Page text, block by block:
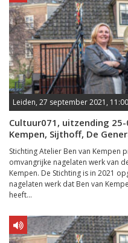
Leiden, 27 september 2021, 11:00
Cultuur071, uitzending
Kempen, Sijthoff, De
Stichting Atelier Ben van Kempen
omvangrijke nagelaten werk van
Kempen. De Stichting is in 2021
nagelaten werk dat Ben van
heeft...